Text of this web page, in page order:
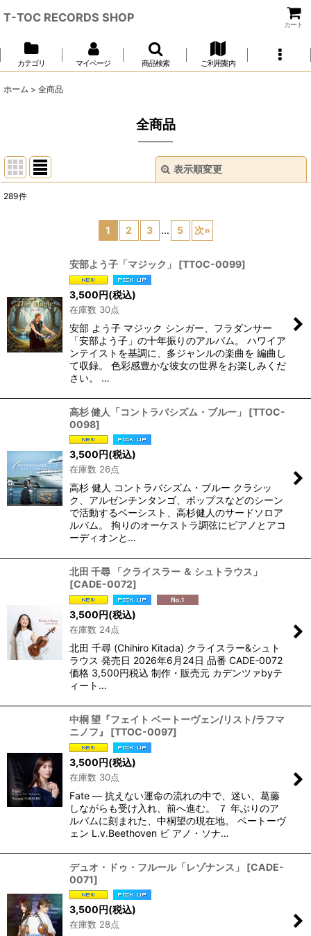
T-TOC RECORDS SHOP
カート
カテゴリ マイページ 商品検索 ご利用案内
ホーム > 全商品
全商品
表示順変更
絞り込む
289件
1 2 3 ... 5 次»
安部よう子「マジック」 [TTOC-0099]
3,500円(税込)
在庫数 30点
安部 よう子 マジック シンガー、フラダンサー
「安部よう子」の十年振りのアルバム。 ハワイア
ンテイストを基調に、多ジャンルの楽曲を 編曲し
て収録。 色彩感豊かな彼女の世界をお楽しみくだ
さい。 …
高杉 健人「コントラバシズム・ブルー」 [TTOC-
0098]
3,500円(税込)
在庫数 26点
高杉 健人 コントラバシズム・ブルー クラシッ
ク、アルゼンチンタンゴ、ポップスなどのシーン
で活動するベーシスト、高杉健人のサードソロア
ルバム。 拘りのオーケストラ調弦にピアノとアコ
ーディオンと…
北田 千尋 「クライスラー ＆ シュトラウス」
[CADE-0072]
3,500円(税込)
在庫数 24点
北田 千尋 (Chihiro Kitada) クライスラー&シュト
ラウス 発売日 2026年6月24日 品番 CADE-0072
価格 3,500円税込 制作・販売元 カデンツァbyテ
ィート…
中桐 望『フェイト ベートーヴェン/リスト/ラフマ
ニノフ』
[TTOC-0097]
3,500円(税込)
在庫数 30点
Fate — 抗えない運命の流れの中で、迷い、葛藤
しながらも受け入れ、前へ進む。 ７ 年ぶりのア
ルバムに刻まれた、中桐望の現在地。 ベートーヴ
ェン L.v.Beethoven ピ アノ・ソナ…
デュオ・ドゥ・フルール「レゾナンス」 [CADE-
0071]
3,500円(税込)
在庫数 28点